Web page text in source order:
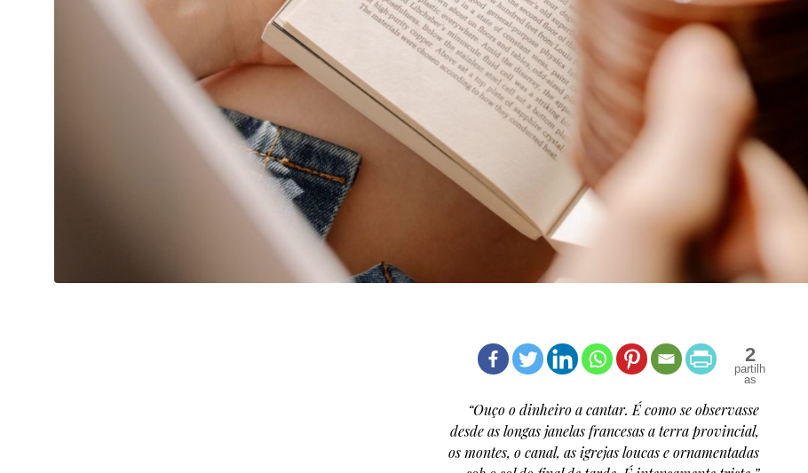
2
“Ouço o dinheiro a cantar. É como se observasse
desde as longas janelas francesas a terra provincial,
os montes, o canal, as igrejas loucas e ornamentadas